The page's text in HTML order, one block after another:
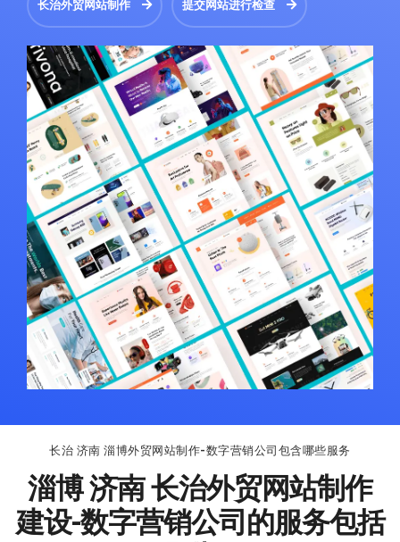
长治外贸网站制作 提交网站进行检查
长治 济南 淄博外贸网站制作-数字营销公司包含哪些服务
淄博 济南 长治外贸网站制作
建设-数字营销公司的服务包括